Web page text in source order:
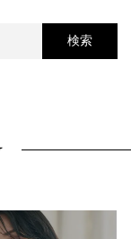
検索